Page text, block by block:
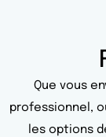
Que vous
professionnel,
les options